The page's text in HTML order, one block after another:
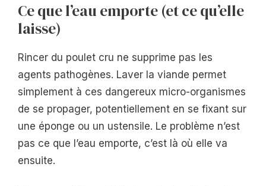
Ce que l’eau emporte (et ce qu’elle
laisse)
Rincer du poulet cru ne supprime pas les
agents pathogènes. Laver la viande permet
simplement à ces dangereux micro-organismes
de se propager, potentiellement en se fixant sur
une éponge ou un ustensile. Le problème n’est
pas ce que l’eau emporte, c’est là où elle va
ensuite.